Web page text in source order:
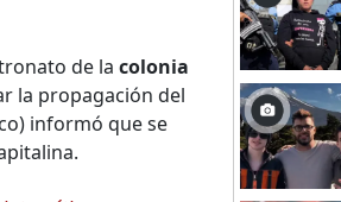
de la colonia
la propagación del
informó que se